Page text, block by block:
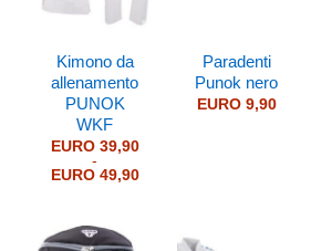
Kimono da
allenamento
PUNOK
WKF
EURO39,90
-
EURO49,90Fascia
Paradenti
Punok nero
EURO9,90